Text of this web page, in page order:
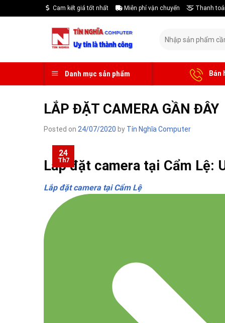
to
Cam kết giá tốt nhất Miễn phí vận chuyển Thanh
kiếm:
Danh mục sản phẩm Bán
LẮP ĐẶT CAMERA GẦN ĐÂY
Posted on 24/07/2020 by Tín Nghĩa Computer
24
Th7
Lắp đặt camera tại Cẩm Lệ:
Lắp đặt camera tại Cẩm Lệ